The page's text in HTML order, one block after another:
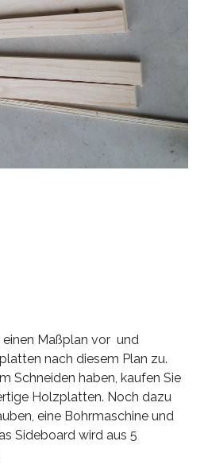
einen Maßplan vor und
nach diesem Plan zu.
Schneiden haben, kaufen Sie
Holzplatten. Noch dazu
eine Bohrmaschine und
Sideboard wird aus 5